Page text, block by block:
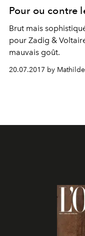
Pour ou contre
Brut mais
pour Zadig &
mauvais goût.
20.07.2017 by